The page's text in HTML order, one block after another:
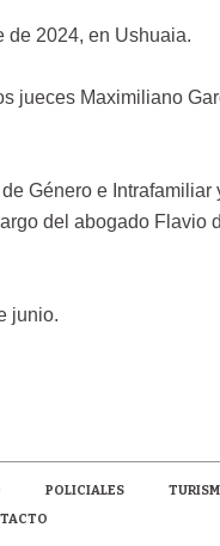
de 2024, en Ushuaia.
jueces Maximiliano
Género e Intrafamiliar
del abogado Flavio
junio.
POLICIALES